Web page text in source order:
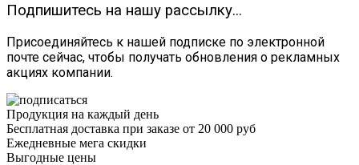
Подпишитесь на нашу рассылку...
Присоединяйтесь к нашей подписке по электронной
почте сейчас, чтобы получать обновления о рекламных
акциях компании.
Продукция на каждый день
Бесплатная доставка при заказе от 20 000 руб
Ежедневные мега скидки
Выгодные цены